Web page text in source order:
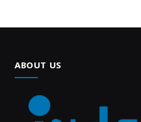
ABOUT US